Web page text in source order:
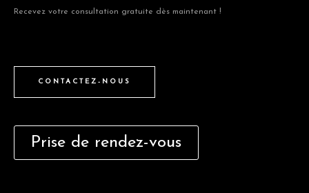
Recevez votre consultation gratuite dès maintenant !
CONTACTEZ-NOUS
Prise de rendez-vous